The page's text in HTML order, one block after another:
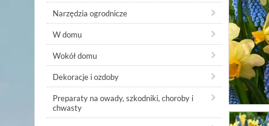
Narzędzia ogrodnicze
W domu
Wokół domu
Dekoracje i ozdoby
Preparaty na owady, szkodniki, choroby i
chwasty